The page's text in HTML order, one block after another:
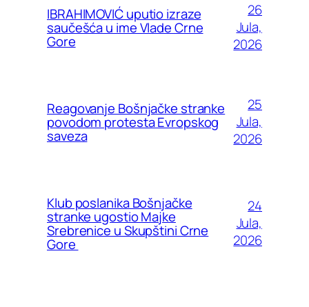
IBRAHIMOVIĆ uputio izraze
saučešća u ime Vlade Crne
Gore
26
Jula,
2026
Reagovanje Bošnjačke stranke
povodom protesta Evropskog
saveza
25
Jula,
2026
Klub poslanika Bošnjačke
stranke ugostio Majke
Srebrenice u Skupštini Crne
Gore
24
Jula,
2026